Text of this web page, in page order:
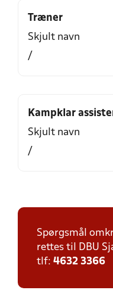
Træner
Skjult navn
/
Kampklar
Skjult navn
/
Spørgsmål
rettes til DBU
tlf: 4632 3366